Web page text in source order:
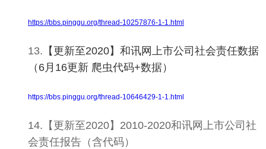
https://bbs.pinggu.org/thread-10257876-1-1.html
13. 【更新至2020】和讯网上市公司社会责任数据
（6月16更新 爬虫代码+数据）
https://bbs.pinggu.org/thread-10646429-1-1.html
14.【更新至2020】2010-2020和讯网上市公司社
会责任报告（含代码）